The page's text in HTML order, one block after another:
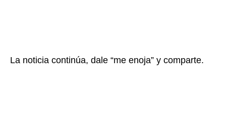
La noticia continúa, dale “me enoja” y comparte.